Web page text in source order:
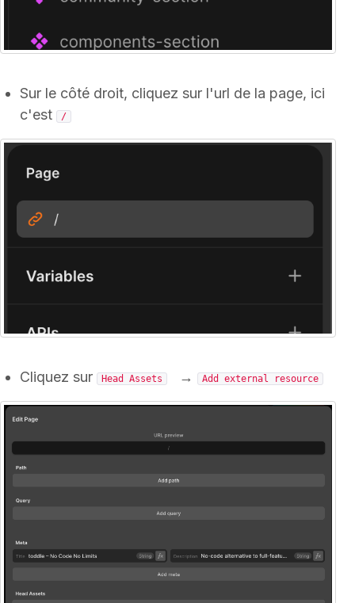
Sur le côté droit, cliquez sur l'url de la page, ici
c'est
/
Cliquez sur Head Assets → Add external resource